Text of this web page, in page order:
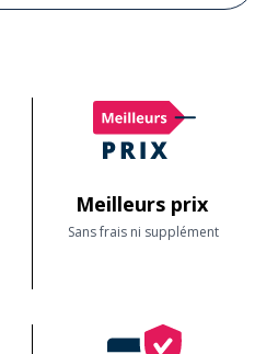
Meilleurs prix
Sans frais ni supplément